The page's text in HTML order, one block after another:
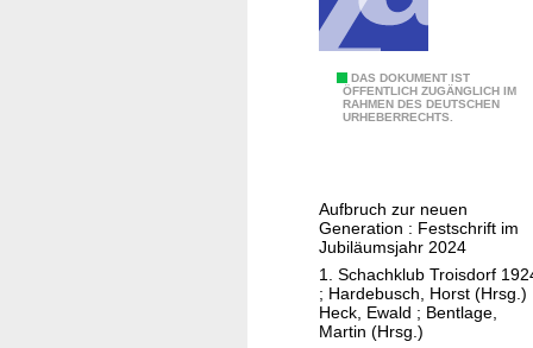
DAS DOKUMENT IST
ÖFFENTLICH ZUGÄNGLICH IM
RAHMEN DES DEUTSCHEN
URHEBERRECHTS.
h
r
e
Aufbruch zur neuen
Generation : Festschrift im
Jubiläumsjahr 2024
1. Schachklub Troisdorf
; Hardebusch, Horst (Hrsg.)
Heck, Ewald ; Bentlage,
Martin (Hrsg.)